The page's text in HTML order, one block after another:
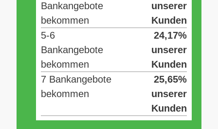
Bankangebote
bekommen
unserer
Kunden
5-6
Bankangebote
bekommen
24,17%
unserer
Kunden
7 Bankangebote
bekommen
25,65%
unserer
Kunden